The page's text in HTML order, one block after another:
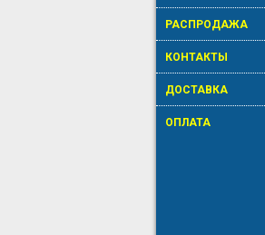
РАСПРОДАЖА
КОНТАКТЫ
ДОСТАВКА
ОПЛАТА